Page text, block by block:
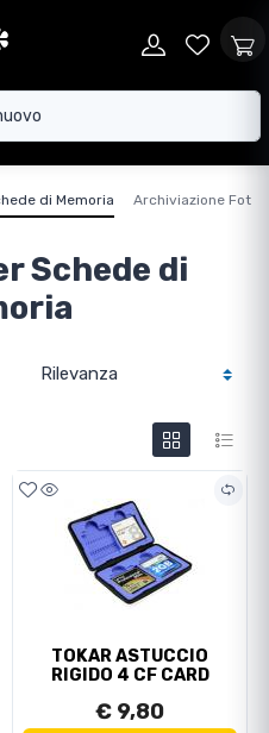
di Memoria Archiviazione Foto
Schede di
TOKAR ASTUCCIO
RIGIDO 4 CF CARD
€ 9,80